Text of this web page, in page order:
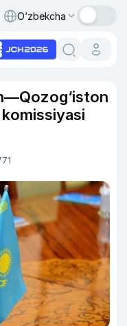
O‘zbekcha